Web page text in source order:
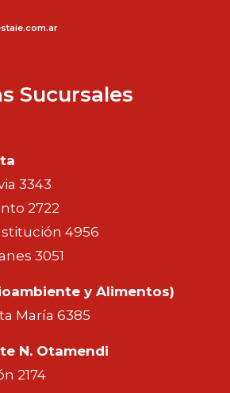
Sucursales
3343
2722
4956
3051
y Alimentos)
María 6385
N. Otamendi
2174